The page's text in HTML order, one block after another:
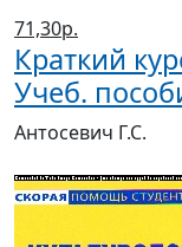
71,30р.
Краткий
Учеб.
Антосевич Г.С.